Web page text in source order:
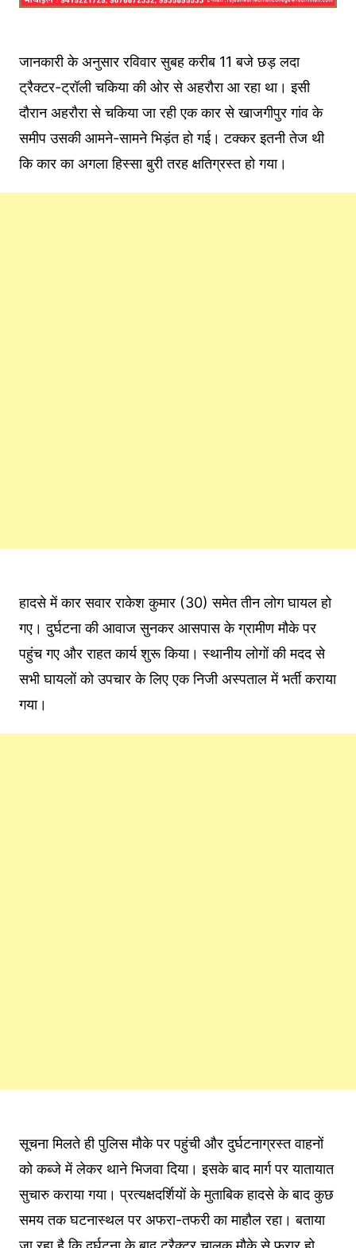
जानकारी के अनुसार रविवार सुबह करीब 11 बजे छड़ लदा
ट्रैक्टर-ट्रॉली चकिया की ओर से अहरौरा आ रहा था। इसी
दौरान अहरौरा से चकिया जा रही एक कार से खाजगीपुर गांव के
समीप उसकी आमने-सामने भिड़ंत हो गई। टक्कर इतनी तेज थी
कि कार का अगला हिस्सा बुरी तरह क्षतिग्रस्त हो गया।
हादसे में कार सवार राकेश कुमार (30) समेत तीन लोग घायल हो
गए। दुर्घटना की आवाज सुनकर आसपास के ग्रामीण मौके पर
पहुंच गए और राहत कार्य शुरू किया। स्थानीय लोगों की मदद से
सभी घायलों को उपचार के लिए एक निजी अस्पताल में भर्ती कराया
गया।
सूचना मिलते ही पुलिस मौके पर पहुंची और दुर्घटनाग्रस्त वाहनों
को कब्जे में लेकर थाने भिजवा दिया। इसके बाद मार्ग पर यातायात
सुचारु कराया गया। प्रत्यक्षदर्शियों के मुताबिक हादसे के बाद कुछ
समय तक घटनास्थल पर अफरा-तफरी का माहौल रहा। बताया